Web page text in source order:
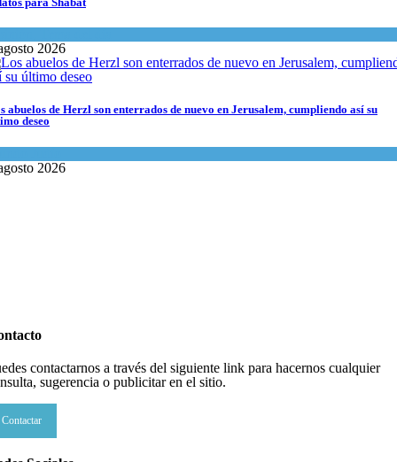
2026
abuelos de Herzl son enterrados de nuevo en Jerusalem, cumpliendo así su
deseo
2026
contactarnos a través del siguiente link para hacernos cualquier
sugerencia o publicitar en el sitio.
Contactar